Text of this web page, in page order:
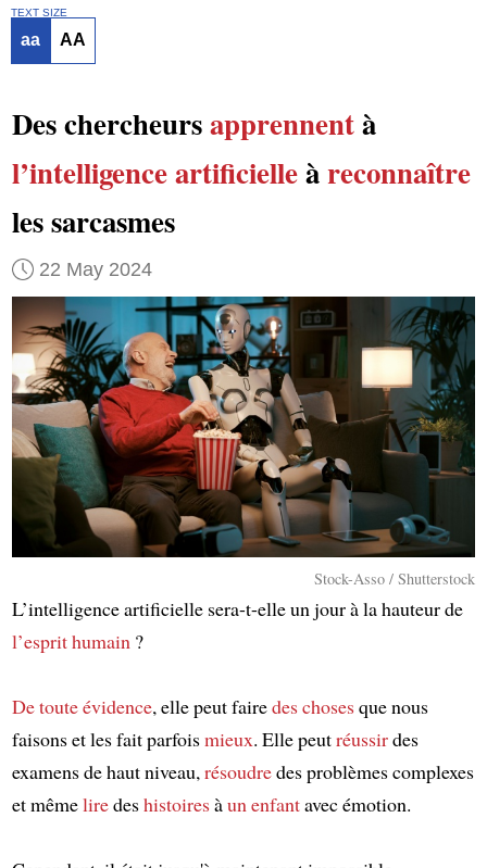
TEXT SIZE
aa AA
Des chercheursapprennentà
l’intelligence artificielleàreconnaître
les sarcasmes
22 May 2024
Stock-Asso / Shutterstock
L’intelligence artificielle sera-t-elle un jour à la hauteur de
l’esprit humain?
De toute évidence, elle peut fairedes chosesque nous
faisons et les fait parfoismieux. Elle peutréussirdes
examens de haut niveau,résoudredes problèmes complexes
et mêmeliredeshistoiresàun enfantavec émotion.